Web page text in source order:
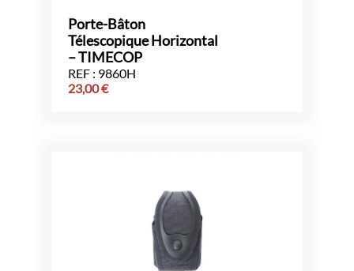
Porte-Bâton
Télescopique Horizontal
– TIMECOP
REF : 9860H
23,00€